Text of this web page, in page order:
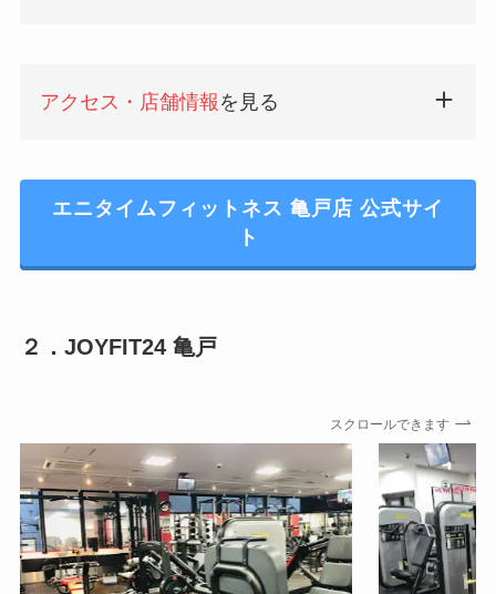
アクセス・店舗情報 を見る
エニタイムフィットネス 亀戸店 公式サイ
ト
２．JOYFIT24 亀戸
スクロールできます